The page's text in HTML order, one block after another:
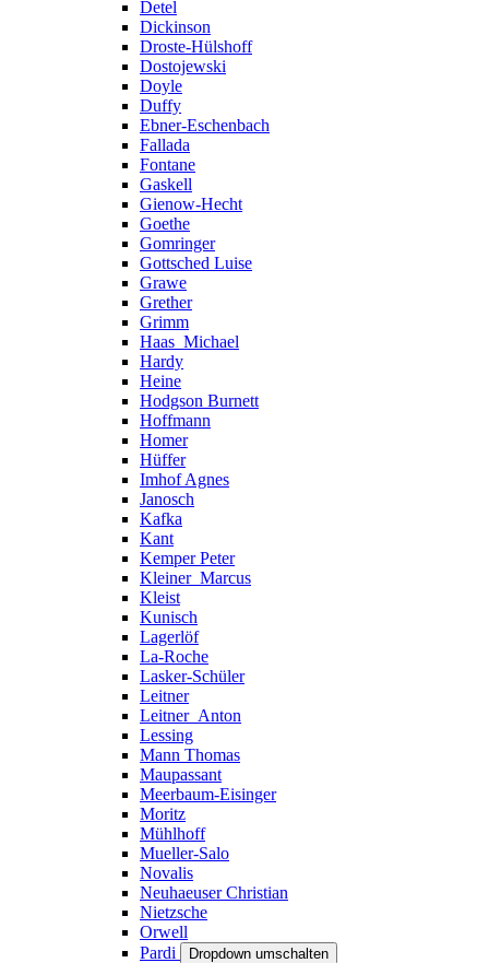
Detel
Dickinson
Droste-Hülshoff
Dostojewski
Doyle
Duffy
Ebner-Eschenbach
Fallada
Fontane
Gaskell
Gienow-Hecht
Goethe
Gomringer
Gottsched Luise
Grawe
Grether
Grimm
Haas_Michael
Hardy
Heine
Hodgson Burnett
Hoffmann
Homer
Hüffer
Imhof Agnes
Janosch
Kafka
Kant
Kemper Peter
Kleiner_Marcus
Kleist
Kunisch
Lagerlöf
La-Roche
Lasker-Schüler
Leitner
Leitner_Anton
Lessing
Mann Thomas
Maupassant
Meerbaum-Eisinger
Moritz
Mühlhoff
Mueller-Salo
Novalis
Neuhaeuser Christian
Nietzsche
Orwell
Pardi
Dropdown umschalten